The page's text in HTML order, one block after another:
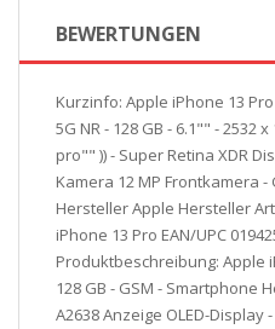
BEWERTUNGEN
Kurzinfo: Apple iPhone 13
5G NR - 128 GB - 6.1"" - 2532
pro"" )) - Super Retina XDR
Kamera 12 MP Frontkamera
Hersteller Apple Hersteller
iPhone 13 Pro EAN/UPC
Produktbeschreibung: Apple
128 GB - GSM - Smartphone
A2638 Anzeige OLED-Display